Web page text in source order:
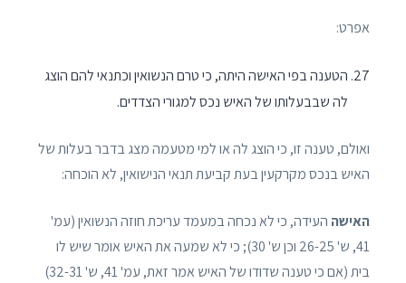
אפרט:
הטענה בפי האישה היתה, כי טרם הנשואין וכתנאי להם הוצג
לה שבבעלותו של האיש נכס למגורי הצדדים.
ואולם, טענה זו, כי הוצג לה או למי מטעמה מצג בדבר בעלות של
האיש בנכס מקרקעין בעת קביעת תנאי הנישואין, לא הוכחה:
האישה העידה, כי לא נכחה במעמד עריכת חוזה הנשואין (עמ'
41, ש' 26-25 וכן ש' 30); כי לא שמעה את האיש אומר שיש לו
בית (אם כי טענה שדודו של האיש אמר זאת, עמ' 41, ש' 32-31)